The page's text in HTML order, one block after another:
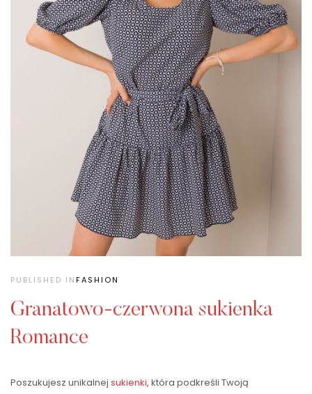
PUBLISHED INFASHION
Granatowo-czerwona sukienka
Romance
Poszukujesz unikalnej sukienki, która podkreśli Twoją